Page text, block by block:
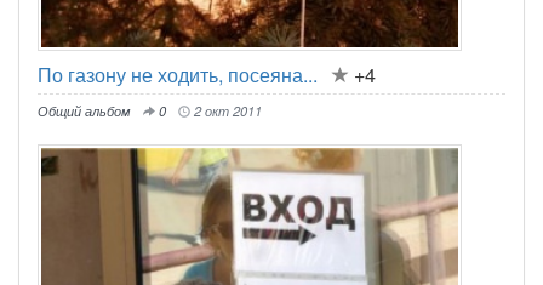
По газону не ходить, посеяна... +4
Общий альбом 0 2 окт 2011